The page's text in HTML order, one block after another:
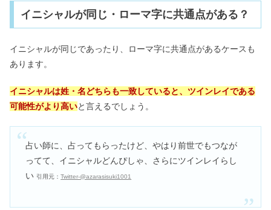
イニシャルが同じ・ローマ字に共通点がある？
イニシャルが同じであったり、ローマ字に共通点があるケースも
あります。
イニシャルは姓・名どちらも一致していると、ツインレイである
可能性がより高いと言えるでしょう。
占い師に、占ってもらったけど、やはり前世でもつなが
ってて、イニシャルどんぴしゃ、さらにツインレイらし
い 引用元：Twitter-@azarasisuki1001